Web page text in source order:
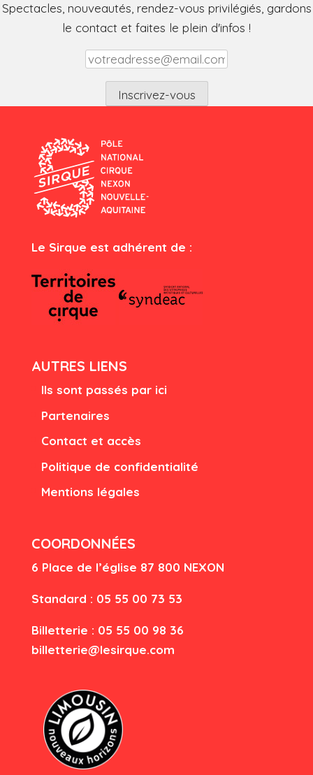
Spectacles, nouveautés, rendez-vous privilégiés, gardons
le contact et faites le plein d'infos !
Le Sirque est adhérent de :
AUTRES LIENS
Ils sont passés par ici
Partenaires
Contact et accès
Politique de confidentialité
Mentions légales
COORDONNÉES
6 Place de l’église 87 800 NEXON
Standard : 05 55 00 73 53
Billetterie : 05 55 00 98 36
billetterie@lesirque.com